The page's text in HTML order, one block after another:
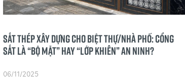
Sắt thép Xây dựng cho Biệt thự/Nhà phố: Cổng
sắt là “Bộ mặt” hay “Lớp khiên” An ninh?
06/11/2025